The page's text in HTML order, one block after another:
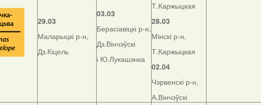
29.03
Маларыцкі р-н,
Дз.Кіцель
03.03
Берасіавіцкі р-н,
Дз.Вінчэўскі
і Ю.Лукашэнка
Т.Каржыцкая
28.03
Мінскі р-н,
Т.Каржыцкая
02.04
Чэрвенскі р-н,
А.Вінчэўскі